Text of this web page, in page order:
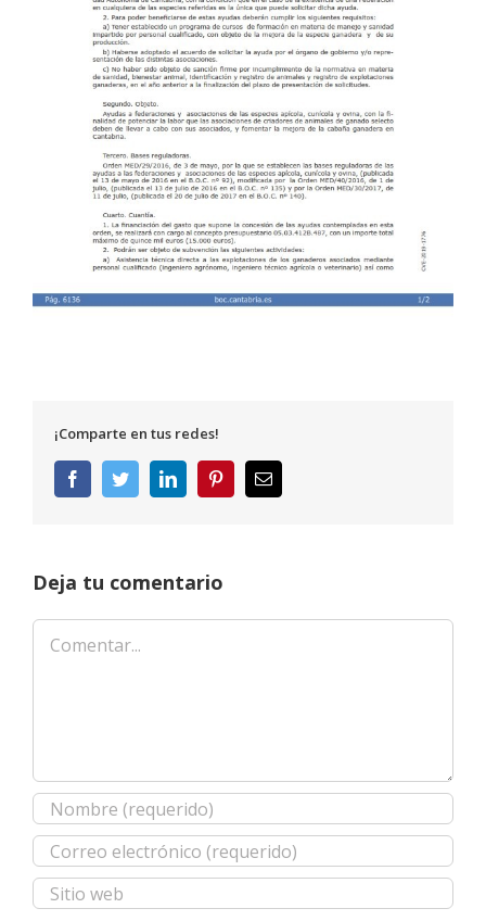
¡Comparte en tus redes!
FacebookTwitterLinkedInPinterestCorreo
electrónico
Deja tu comentario
Comentar